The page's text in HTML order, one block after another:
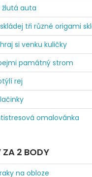
žlutá auta
tři různé origami
si venku kuličky
památný strom
rej
omalovánka
ZA 2 BODY
na obloze